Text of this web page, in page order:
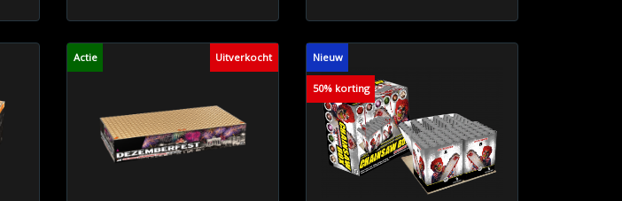
Actie Uitverkocht Nieuw
50% korting